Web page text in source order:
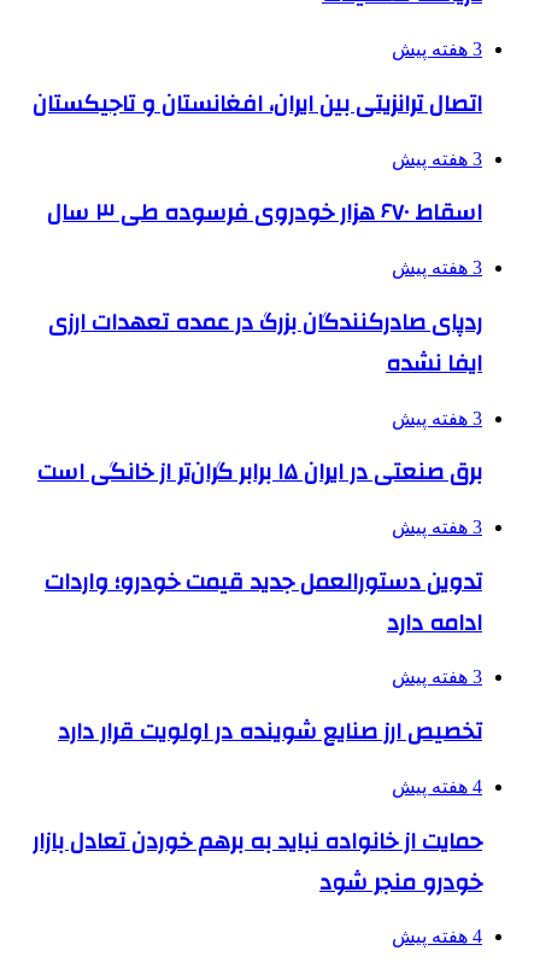
3 هفته پیش
اتصال ترانزیتی بین ایران، افغانستان و تاجیکستان
3 هفته پیش
اسقاط ۶۷۰ هزار خودروی فرسوده طی ۳ سال
3 هفته پیش
ردپای صادرکنندگان بزرگ در عمده تعهدات ارزی
ایفا نشده
3 هفته پیش
برق صنعتی در ایران ۱۵ برابر گران‌تر از خانگی است
3 هفته پیش
تدوین دستورالعمل جدید قیمت خودرو؛ واردات
ادامه دارد
3 هفته پیش
تخصیص ارز صنایع شوینده در اولویت قرار دارد
4 هفته پیش
حمایت از خانواده نباید به برهم خوردن تعادل بازار
خودرو منجر شود
4 هفته پیش